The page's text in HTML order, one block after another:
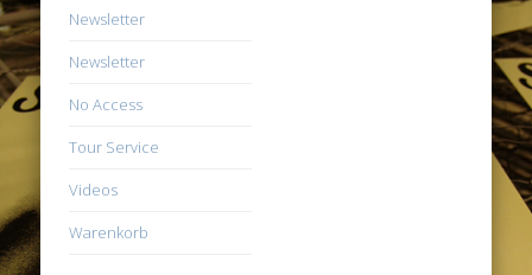
Newsletter
Newsletter
No Access
Tour Service
Videos
Warenkorb